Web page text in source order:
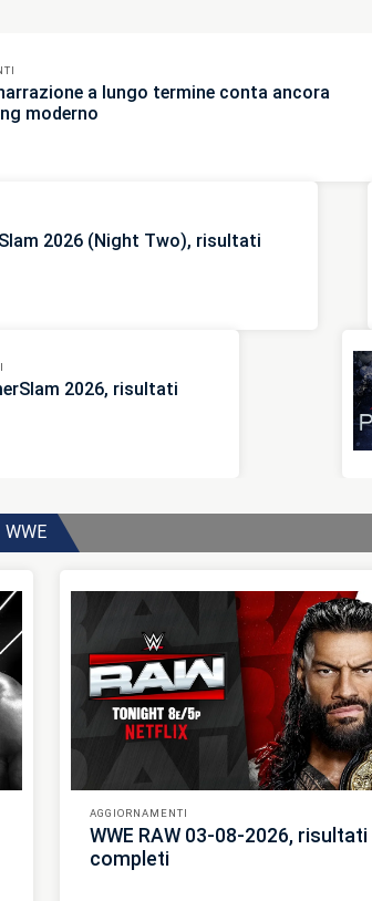
a lungo termine conta ancora
moderno
2026 (Night Two), risultati
2026, risultati
WWE
AGGIORNAMENTI
WWE RAW 03-08-2026, risultati
completi